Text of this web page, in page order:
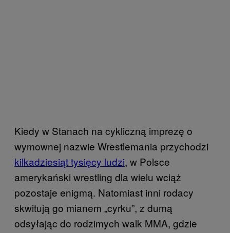
Kiedy w Stanach na cykliczną imprezę o
wymownej nazwie Wrestlemania przychodzi
kilkadziesiąt tysięcy ludzi, w Polsce
amerykański wrestling dla wielu wciąż
pozostaje enigmą. Natomiast inni rodacy
skwitują go mianem „cyrku”, z dumą
odsyłając do rodzimych walk MMA, gdzie